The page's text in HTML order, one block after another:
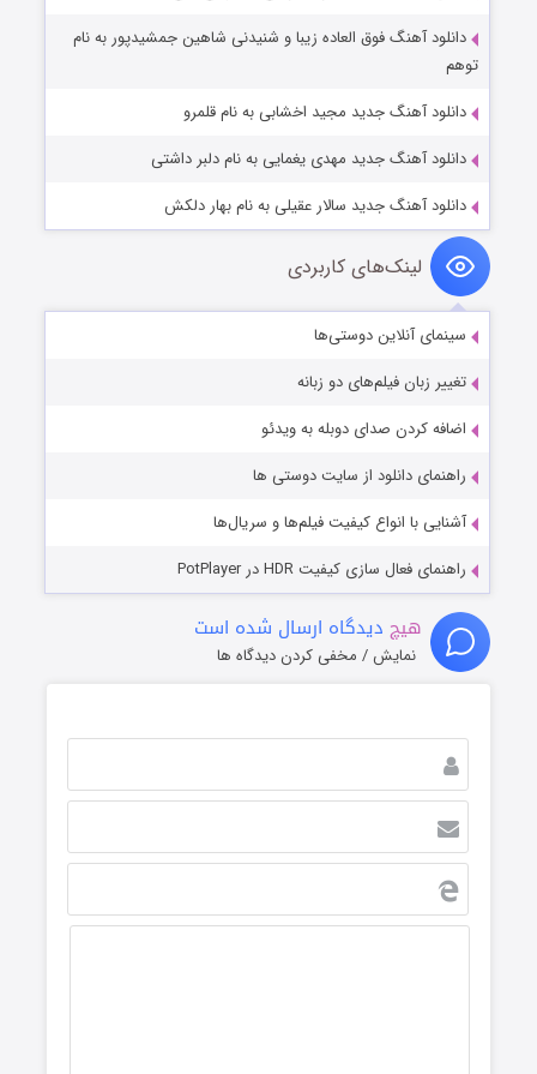
دانلود آهنگ فوق العاده زیبا و شنیدنی شاهین جمشیدپور به نام
توهم
دانلود آهنگ جدید مجید اخشابی به نام قلمرو
دانلود آهنگ جدید مهدی یغمایی به نام دلبر داشتی
دانلود آهنگ جدید سالار عقیلی به نام بهار دلکش
لینک‌های کاربردی
سینمای آنلاین دوستی‌ها
تغییر زبان فیلم‌های دو زبانه
اضافه کردن صدای دوبله به ویدئو
راهنمای دانلود از سایت دوستی ها
آشنایی با انواع کیفیت فیلم‌ها و سریال‌ها
راهنمای فعال سازی کیفیت HDR در PotPlayer
هیچ دیدگاه ارسال شده است
نمایش / مخفی کردن دیدگاه ها